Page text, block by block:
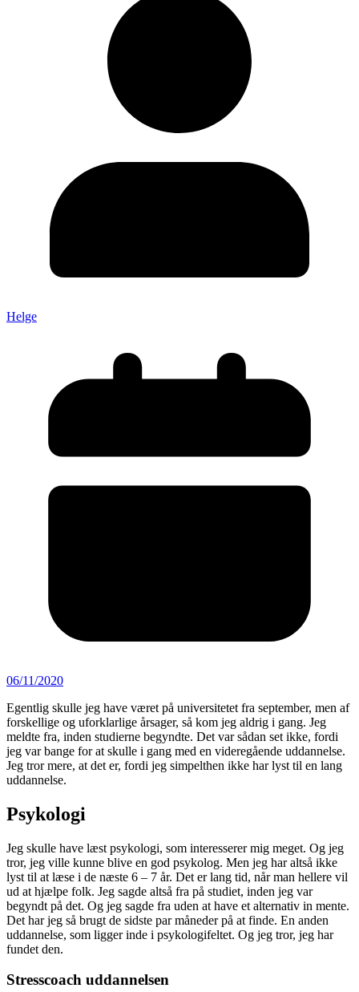
Helge
06/11/2020
Egentlig skulle jeg have været på universitetet fra september, men af
forskellige og uforklarlige årsager, så kom jeg aldrig i gang. Jeg
meldte fra, inden studierne begyndte. Det var sådan set ikke, fordi
jeg var bange for at skulle i gang med en videregående uddannelse.
Jeg tror mere, at det er, fordi jeg simpelthen ikke har lyst til en lang
uddannelse.
Psykologi
Jeg skulle have læst psykologi, som interesserer mig meget. Og jeg
tror, jeg ville kunne blive en god psykolog. Men jeg har altså ikke
lyst til at læse i de næste 6 – 7 år. Det er lang tid, når man hellere vil
ud at hjælpe folk. Jeg sagde altså fra på studiet, inden jeg var
begyndt på det. Og jeg sagde fra uden at have et alternativ in mente.
Det har jeg så brugt de sidste par måneder på at finde. En anden
uddannelse, som ligger inde i psykologifeltet. Og jeg tror, jeg har
fundet den.
Stresscoach uddannelsen